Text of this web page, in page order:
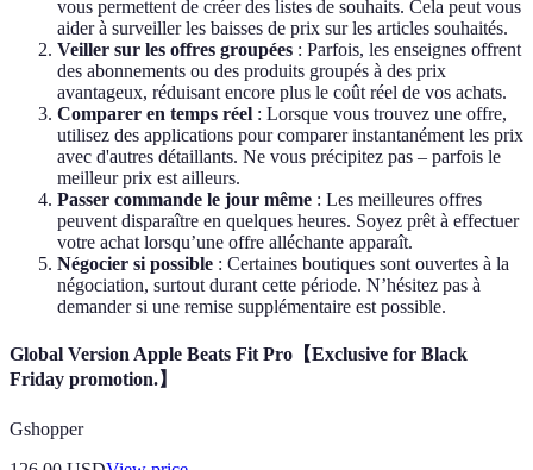
vous permettent de créer des listes de souhaits. Cela peut vous
aider à surveiller les baisses de prix sur les articles souhaités.
Veiller sur les offres groupées : Parfois, les enseignes offrent
des abonnements ou des produits groupés à des prix
avantageux, réduisant encore plus le coût réel de vos achats.
Comparer en temps réel : Lorsque vous trouvez une offre,
utilisez des applications pour comparer instantanément les prix
avec d'autres détaillants. Ne vous précipitez pas – parfois le
meilleur prix est ailleurs.
Passer commande le jour même : Les meilleures offres
peuvent disparaître en quelques heures. Soyez prêt à effectuer
votre achat lorsqu’une offre alléchante apparaît.
Négocier si possible : Certaines boutiques sont ouvertes à la
négociation, surtout durant cette période. N’hésitez pas à
demander si une remise supplémentaire est possible.
Global Version Apple Beats Fit Pro【Exclusive for Black
Friday promotion.】
Gshopper